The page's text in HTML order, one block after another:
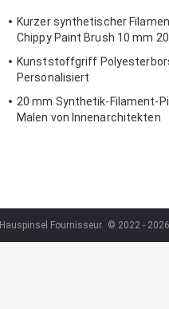
Kurzer synthetischer
Chippy Paint Brush 10 mm
Kunststoffgriff
Personalisiert
20 mm Synthetik-Filament-
Malen von Innenarchitekten
Fournisseur. © 2022 -